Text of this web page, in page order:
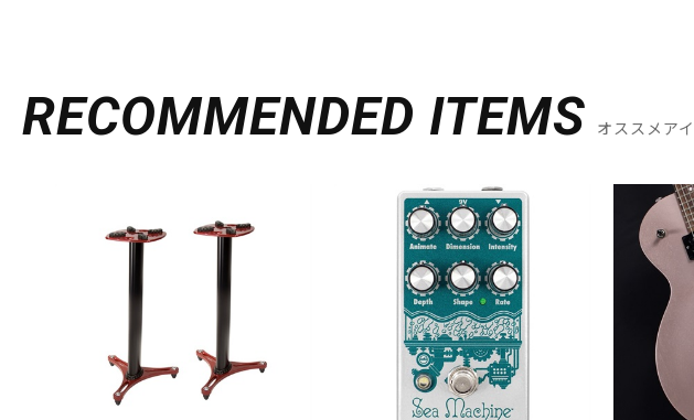
RECOMMENDED ITEMS オススメア